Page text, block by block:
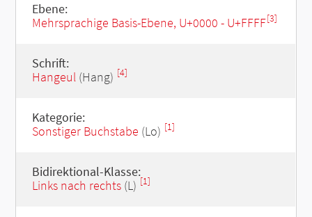
Ebene:
Mehrsprachige Basis-Ebene, U+0000 - U+FFFF[3]
Schrift:
Hangeul(Hang) [4]
Kategorie:
Sonstiger Buchstabe (Lo) [1]
Bidirektional-Klasse:
Links nach rechts(L) [1]